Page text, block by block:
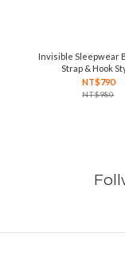
Invisible Sleepwear
Strap & Hook
NT$790
NT$980